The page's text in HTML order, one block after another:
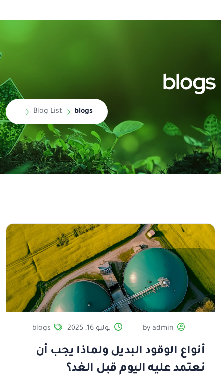
blogs
Blog List blogs
by admin يوليو 16, 2025 blogs
أنواع الوقود البديل ولماذا يجب أن
نعتمد عليه اليوم قبل الغد؟